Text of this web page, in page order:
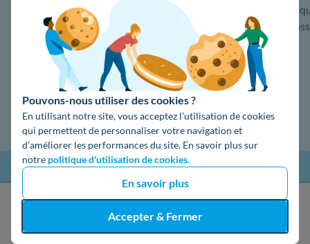
Pouvons-nous utiliser des cookies ?
En utilisant notre site, vous acceptez l’utilisation de cookies
qui permettent de personnaliser votre navigation et
d’améliorer les performances du site. En savoir plus sur
notre politique d'utilisation de cookies.
En savoir plus
Accepter & Fermer
J'obtiens un devis gratuit
batterie 5kw Emphase, du très haut
de gamme. …
Lire la suite